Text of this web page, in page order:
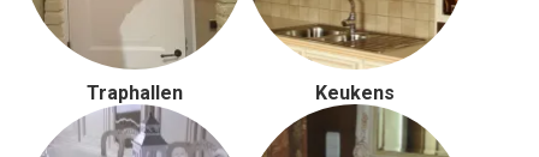
Traphallen Keukens